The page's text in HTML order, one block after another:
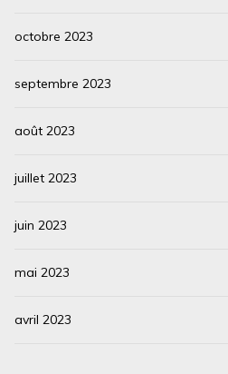
octobre 2023
septembre 2023
août 2023
juillet 2023
juin 2023
mai 2023
avril 2023